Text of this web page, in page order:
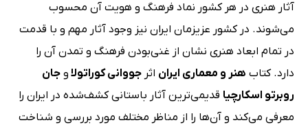
آثار هنری در هر کشور نماد فرهنگ و هویت آن محسوب
می‌شوند. در کشور عزیزمان ایران نیز وجود آثار مهم و با قدمت
در تمام ابعاد هنری نشان از غنی‌بودن فرهنگ و تمدن آن را
دارد. کتاب هنر و معماری ایران اثر جووانی کوراتولا و جان
روبرتو اسکارچیا قدیمی‌ترین آثار باستانی کشف‌شده در ایران را
معرفی می‌کند و آن‌ها را از مناظر مختلف مورد بررسی و شناخت